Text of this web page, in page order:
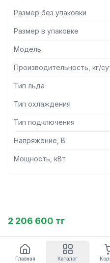
дверца. Регулируемые по
(высота указана без учета
л/кг. Хладагент R452A.
Размер без упаковки
Размер в упаковке
Модель
Производительность, кг/
Тип льда
Тип охлаждения
Тип подключения
Напряжение, В
Мощность, кВт
2 206 600 тг
Главная Каталог